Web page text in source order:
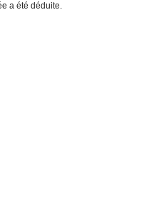
a été déduite.